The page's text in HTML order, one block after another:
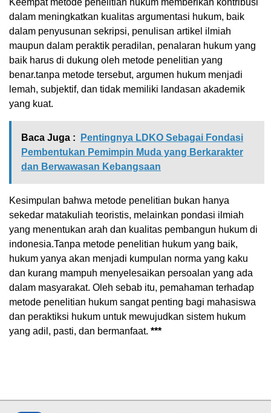
Keempat metode penelitian hukum memberikan kontribusi
dalam meningkatkan kualitas argumentasi hukum, baik
dalam penyusunan sekripsi, penulisan artikel ilmiah
maupun dalam peraktik peradilan, penalaran hukum yang
baik harus di dukung oleh metode penelitian yang
benar.tanpa metode tersebut, argumen hukum menjadi
lemah, subjektif, dan tidak memiliki landasan akademik
yang kuat.
Baca Juga :
Pentingnya LDKO Sebagai Fondasi
Pembentukan Pemimpin Muda yang Berkarakter
dan Berwawasan Kebangsaan
Kesimpulan bahwa metode penelitian bukan hanya
sekedar matakuliah teoristis, melainkan pondasi ilmiah
yang menentukan arah dan kualitas pembangun hukum di
indonesia.Tanpa metode penelitian hukum yang baik,
hukum yanya akan menjadi kumpulan norma yang kaku
dan kurang mampuh menyelesaikan persoalan yang ada
dalam masyarakat. Oleh sebab itu, pemahaman terhadap
metode penelitian hukum sangat penting bagi mahasiswa
dan peraktiksi hukum untuk mewujudkan sistem hukum
yang adil, pasti, dan bermanfaat. ***